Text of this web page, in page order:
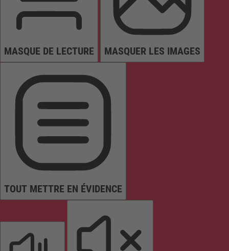
MASQUE DE LECTURE MASQUER LES IMAGES
TOUT METTRE EN ÉVIDENCE